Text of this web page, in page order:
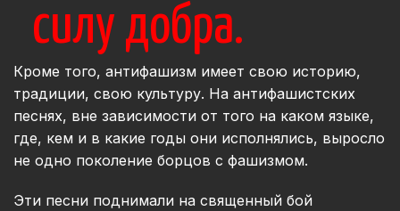
силу добра.
Кроме того, антифашизм имеет свою историю,
традиции, свою культуру. На антифашистских
песнях, вне зависимости от того на каком языке,
где, кем и в какие годы они исполнялись, выросло
не одно поколение борцов с фашизмом.
Эти песни поднимали на священный бой